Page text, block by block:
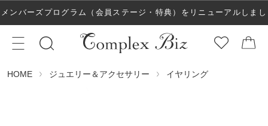
メンバーズプログラム（会員ステージ・特典）をリニューアルしまし
た！
HOME ジュエリー＆アクセサリー イヤリング